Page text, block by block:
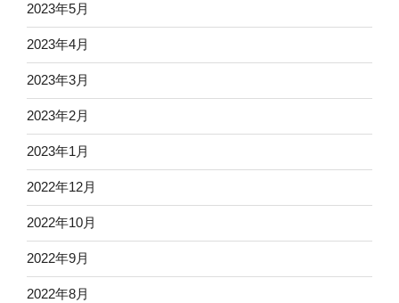
2023年5月
2023年4月
2023年3月
2023年2月
2023年1月
2022年12月
2022年10月
2022年9月
2022年8月